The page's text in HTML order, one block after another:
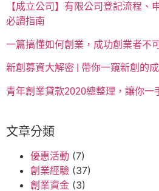
【成立公司】有限公司登記流程、
必讀指南
一篇搞懂如何創業，成功創業者不
新創募資大解密 | 帶你一窺新創的
青年創業貸款2020總整理，讓你一
文章分類
優惠活動 (7)
創業經驗 (37)
創業資金 (3)